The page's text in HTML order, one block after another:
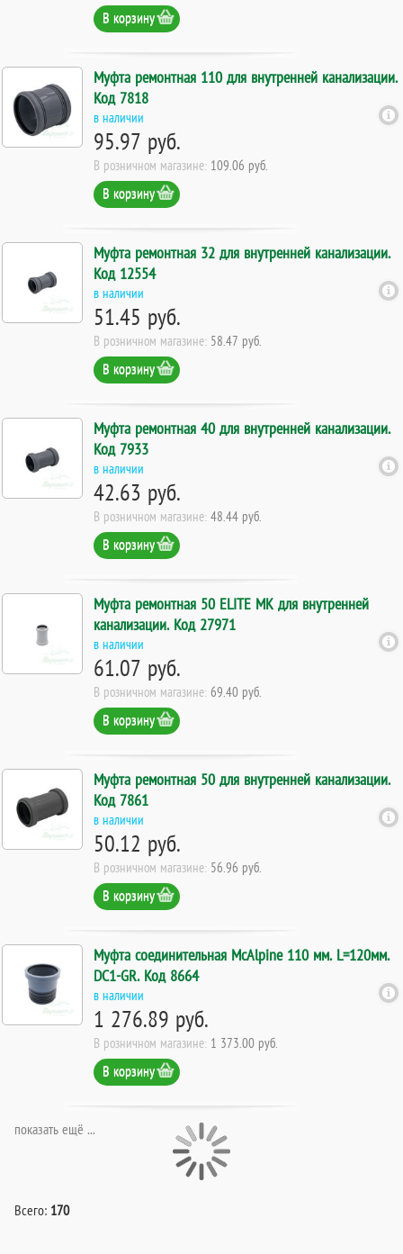
В корзину
Муфта ремонтная 110 для внутренней канализации.
Код 7818
в наличии
95.97 руб.
В розничном магазине: 109.06 руб.
В корзину
Муфта ремонтная 32 для внутренней канализации.
Код 12554
в наличии
51.45 руб.
В розничном магазине: 58.47 руб.
В корзину
Муфта ремонтная 40 для внутренней канализации.
Код 7933
в наличии
42.63 руб.
В розничном магазине: 48.44 руб.
В корзину
Муфта ремонтная 50 ELITE МК для внутренней
канализации. Код 27971
в наличии
61.07 руб.
В розничном магазине: 69.40 руб.
В корзину
Муфта ремонтная 50 для внутренней канализации.
Код 7861
в наличии
50.12 руб.
В розничном магазине: 56.96 руб.
В корзину
Муфта соединительная McAlpine 110 мм. L=120мм.
DC1-GR. Код 8664
в наличии
1 276.89 руб.
В розничном магазине: 1 373.00 руб.
В корзину
показать ещё ...
Всего: 170